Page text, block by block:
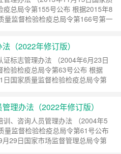
疫总局令第155号公布 根据2015年8
量监督检验检疫总局令第166号第一
（2022年修订版）
证标志管理办法 （2004年6月23日
检验检疫总局令第63号公布 根据
日国家质量监督检验检疫总局令第
理办法（2022年修订版）
训、咨询人员管理办法 （2004年5
量监督检验检疫总局令第61号公布
29日国家市场监督管理总局令第